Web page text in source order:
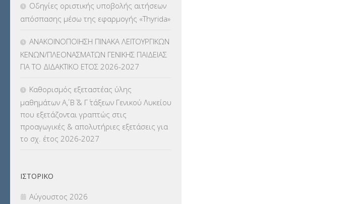
ΛΟΙΠΑ(309)
ΜΕΤΑΘΕΣΕΙΣ-ΤΟΠΟΘΕΤΗΣΕΙΣ
ΒΕΛΤΙΩΣΕΙΣ(319)
ΜΕΤΑΤΑΞΕΙΣ(87)
ΜΕΤΑΦΟΡΑ ΜΑΘΗΤΩΝ(3)
ΝΟΜΟΘΕΣΙΑ(66)
Οδηγίες οριστικής υποβολής αιτήσεων
απόσπασης μέσω της εφαρμογής «Thyrida»
ΑΝΑΚΟΙΝΟΠΟΙΗΣΗ ΠΙΝΑΚΑ ΛΕΙΤΟΥΡΓΙΚΩΝ
ΚΕΝΩΝ/ΠΛΕΟΝΑΣΜΑΤΩΝ ΓΕΝΙΚΗΣ ΠΑΙΔΕΙΑΣ
ΓΙΑ ΤΟ ΔΙΔΑΚΤΙΚΟ ΕΤΟΣ 2026-2027
Καθορισμός εξεταστέας ύλης
μαθημάτων Α΄, Β΄ & Γ΄ τάξεων Γενικού Λυκείου
που εξετάζονται γραπτώς στις
προαγωγικές & απολυτήριες εξετάσεις για
το σχ. έτος 2026-2027
ΙΣΤΟΡΙΚΌ
Αύγουστος 2026